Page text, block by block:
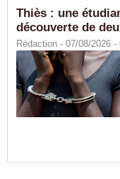
Thiès : une
découverte de
Rédaction - 07/08/2026 -